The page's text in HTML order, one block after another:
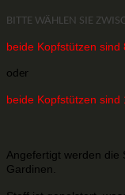
BITTE WÄHLEN SIE
beide Kopfstützen sind
oder
beide Kopfstützen sind
Angefertigt werden die
Gardinen.